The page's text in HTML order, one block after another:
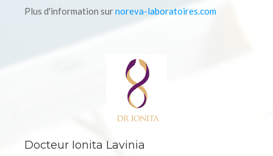
Plus d'information surnoreva-laboratoires.com
Docteur Ionita Lavinia